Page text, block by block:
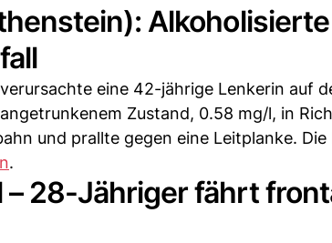
eine 42-jährige Lenkerin auf
Zustand, 0.58 mg/l, in
und prallte gegen eine Leitplanke.
.
– 28-Jähriger fährt